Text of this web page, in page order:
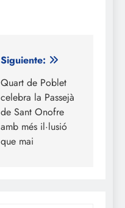
Siguiente:
Quart de Poblet
celebra la Passejà
de Sant Onofre
amb més il·lusió
que mai